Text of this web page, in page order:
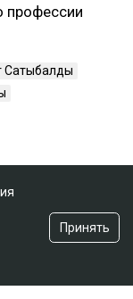
профессии
Сатыбалды
Принять